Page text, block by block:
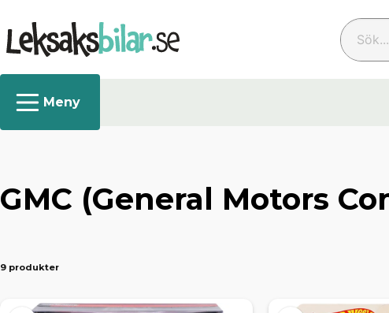
Sök...
GMC (General Motors
9 produkter